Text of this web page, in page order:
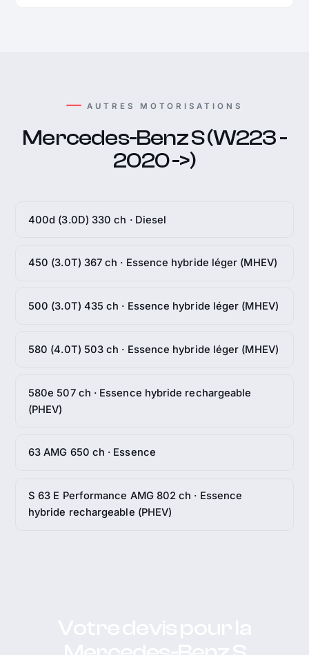
AUTRES MOTORISATIONS
Mercedes-Benz S (W223 -
2020 ->)
400d (3.0D) 330 ch · Diesel
450 (3.0T) 367 ch · Essence hybride léger (MHEV)
500 (3.0T) 435 ch · Essence hybride léger (MHEV)
580 (4.0T) 503 ch · Essence hybride léger (MHEV)
580e 507 ch · Essence hybride rechargeable
(PHEV)
63 AMG 650 ch · Essence
S 63 E Performance AMG 802 ch · Essence
hybride rechargeable (PHEV)